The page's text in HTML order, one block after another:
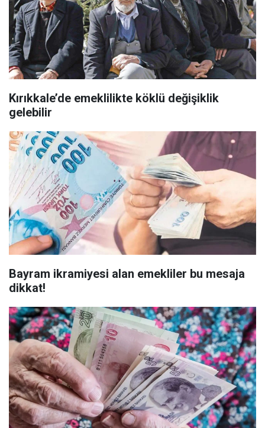
Kırıkkale’de emeklilikte köklü değişiklik
gelebilir
Bayram ikramiyesi alan emekliler bu mesaja
dikkat!